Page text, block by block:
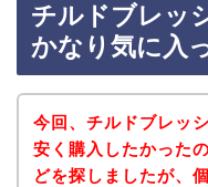
チルドブレッ
かなり気に入
今回、チルドブレッ
安く購入したかった
どを探しましたが、